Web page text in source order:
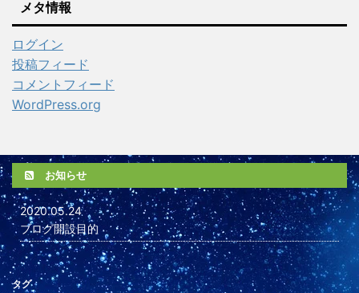
メタ情報
ログイン
投稿フィード
コメントフィード
WordPress.org
お知らせ
2020.05.24
ブログ開設目的
タグ